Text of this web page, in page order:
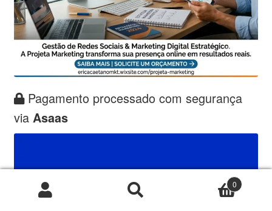
Pagamento processado com segurança
via Asaas
Pesquisar
Pesquisar
0